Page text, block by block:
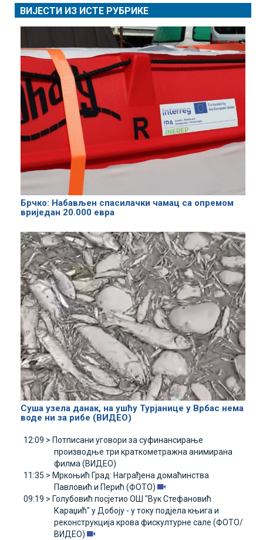
ВИЈЕСТИ ИЗ ИСТЕ РУБРИКЕ
Брчко: Набављен спасилачки чамац са опремом
вриједан 20.000 евра
Суша узела данак, на ушћу Турјанице у Врбас нема
воде ни за рибе (ВИДЕО)
12:09 > Потписани уговори за суфинансирање
производње три краткометражна анимирана
филма (ВИДЕО)
11:35 > Мркоњић Град: Награђена домаћинства
Павловић и Перић (ФОТО)
09:19 > Голубовић посјетио ОШ "Вук Стефановић
Караџић" у Добоју - у току подјела књига и
реконструкција крова фискултурне сале (ФОТО/
ВИДЕО)